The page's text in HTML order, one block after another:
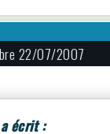
22/07/2007
écrit :